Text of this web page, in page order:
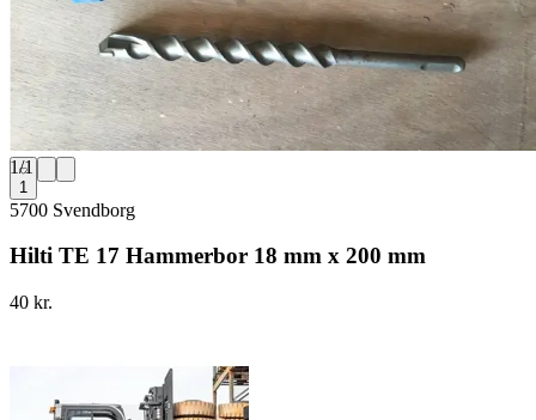
1/1
1
5700 Svendborg
Hilti TE 17 Hammerbor 18 mm x 200 mm
40 kr.